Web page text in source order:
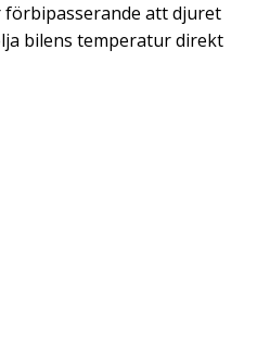
att djuret
bilens temperatur direkt